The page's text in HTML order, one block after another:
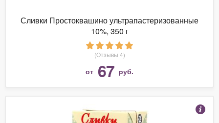
Сливки Простоквашино ультрапастеризованные
10%, 350 г
(Отзывы 4)
от 67 руб.